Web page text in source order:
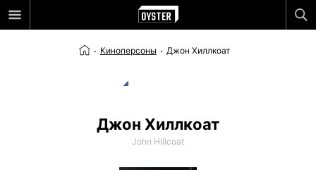
Киноперсоны Джон Хиллкоат
Джон Хиллкоат
John Hillcoat